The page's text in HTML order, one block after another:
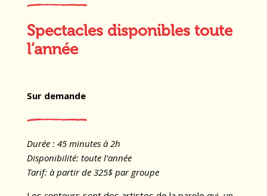
Spectacles disponibles toute
l’année
Sur demande
Durée : 45 minutes à 2h
Disponibilité: toute l’année
Tarif: à partir de 325$ par groupe